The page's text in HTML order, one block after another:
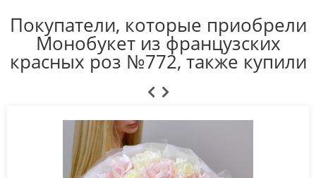
Покупатели, которые приобрели
Монобукет из французских
красных роз №772, также купили